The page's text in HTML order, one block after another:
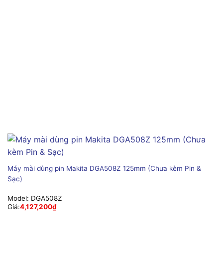
Máy mài dùng pin Makita DGA508Z 125mm (Chưa kèm Pin &
Sạc)
Model: DGA508Z
Giá:4,127,200₫